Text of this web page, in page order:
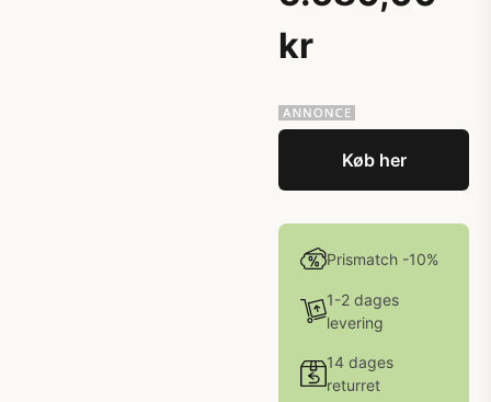
kr
Køb her
Prismatch -10%
1-2 dages
levering
14 dages
returret